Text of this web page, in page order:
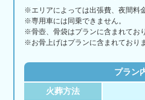
※エリアによっては出張費、夜間料
※専用車には同乗できません。
※骨壺、骨袋はプランに含まれてお
※お骨上げはプランに含まれており
プラン
火葬方法